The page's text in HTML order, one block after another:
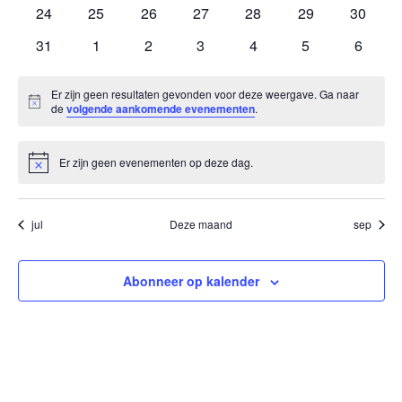
0
24
0
25
0
26
0
27
0
28
0
29
0
30
0
31
0
1
0
2
0
3
0
4
0
5
0
6
Bericht
Er zijn geen resultaten gevonden voor deze weergave. Ga naar
devolgende aankomende evenementen.
BerichtEr zijn geen evenementen op deze dag.
jul Deze maand sep
Abonneer op kalender